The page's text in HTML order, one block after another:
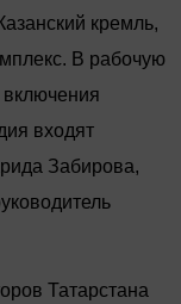
кремль,
В рабочую
включения
входят
Забирова,
Татарстана